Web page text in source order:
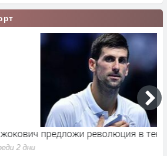
революция в тениса